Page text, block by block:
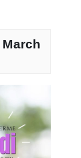
March